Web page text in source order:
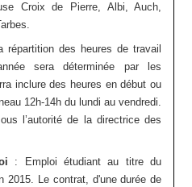
Croix de Pierre, Albi, Auch,
répartition des heures de travail
sera déterminée par les
inclure des heures en début ou
12h-14h du lundi au vendredi.
l’autorité de la directrice des
: Emploi étudiant au titre du
2015. Le contrat, d'une durée de